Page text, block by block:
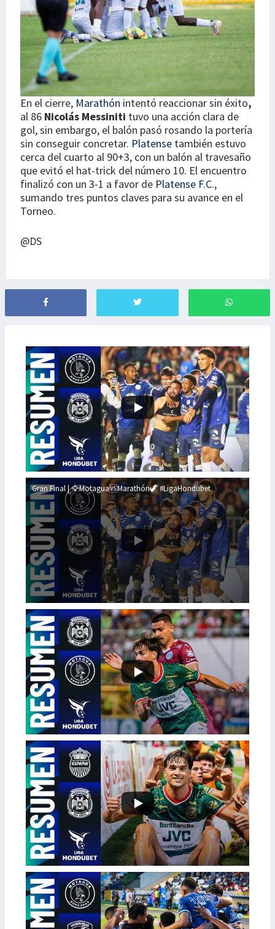
En el cierre, Marathón intentó reaccionar sin éxito,
al 86 Nicolás Messiniti tuvo una acción clara de
gol, sin embargo, el balón pasó rosando la portería
sin conseguir concretar. Platense también estuvo
cerca del cuarto al 90+3, con un balón al travesaño
que evitó el hat-trick del número 10. El encuentro
finalizó con un 3-1 a favor de Platense F.C.,
sumando tres puntos claves para su avance en el
Torneo.
@DS
Gran Final | 🦅Motagua🆚Marathón🦖 #LigaHondubet